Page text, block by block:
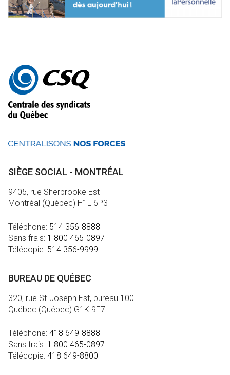
Autres
informations
SIÈGE SOCIAL - MONTRÉAL
9405, rue Sherbrooke Est
Montréal (Québec) H1L 6P3
Téléphone: 514 356-8888
Sans frais: 1 800 465-0897
Télécopie: 514 356-9999
BUREAU DE QUÉBEC
320, rue St-Joseph Est, bureau 100
Québec (Québec) G1K 9E7
Téléphone: 418 649-8888
Sans frais: 1 800 465-0897
Télécopie: 418 649-8800